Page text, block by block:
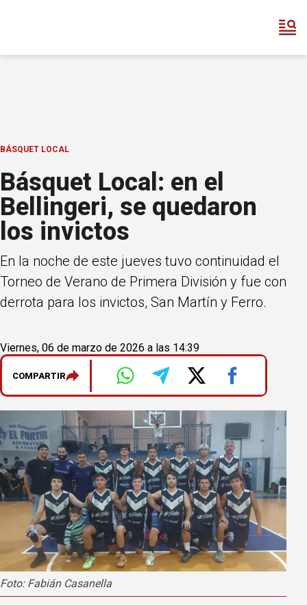
BÁSQUET LOCAL
Básquet Local: en el
Bellingeri, se quedaron
los invictos
En la noche de este jueves tuvo continuidad el
Torneo de Verano de Primera División y fue con
derrota para los invictos, San Martín y Ferro.
Viernes, 06 de marzo de 2026 a las 14:39
COMPARTIR
Foto: Fabián Casanella